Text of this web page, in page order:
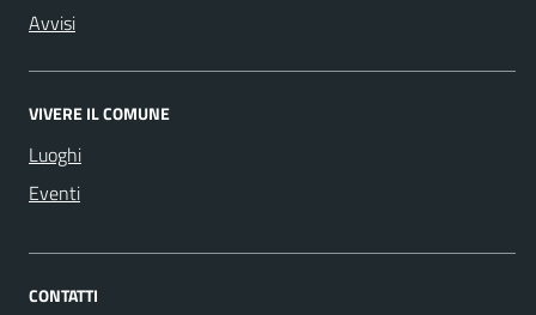
Avvisi
VIVERE IL COMUNE
Luoghi
Eventi
CONTATTI